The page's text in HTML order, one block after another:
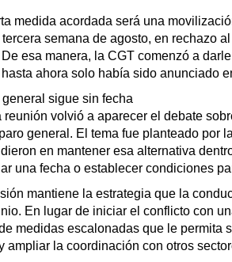
medida acordada será una
semana de agosto, en rechazo
esa manera, la CGT comenzó a
hasta ahora solo había sido anunciado
general sigue sin fecha
reunión volvió a aparecer el debate
general. El tema fue planteado por
en mantener esa alternativa
una fecha o establecer condiciones
mantiene la estrategia que la
En lugar de iniciar el conflicto con
medidas escalonadas que le permita
ampliar la coordinación con otros